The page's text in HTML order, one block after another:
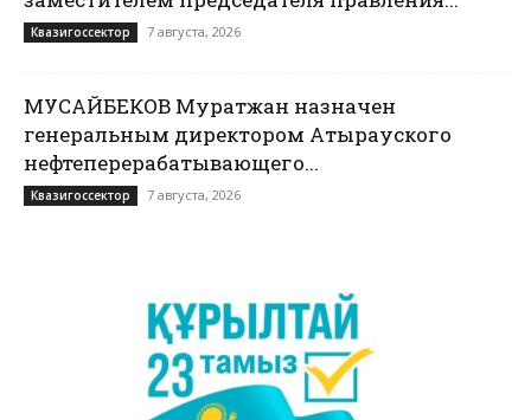
Квазигоссектор 7 августа, 2026
МУСАЙБЕКОВ Муратжан назначен
генеральным директором Атырауского
нефтеперерабатывающего...
Квазигоссектор 7 августа, 2026